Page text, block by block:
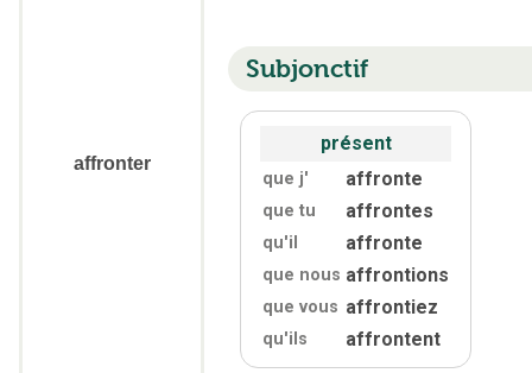
affronter
Subjonctif
présent
que j' affronte
que tu affrontes
qu'il affronte
que nous affrontions
que vous affrontiez
qu'ils affrontent